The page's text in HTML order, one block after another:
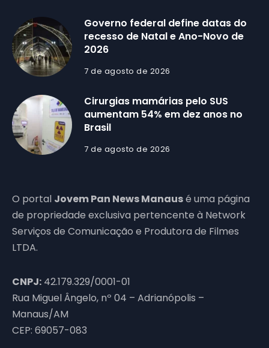
Governo federal define datas do
recesso de Natal e Ano-Novo de
2026
7 de agosto de 2026
Cirurgias mamárias pelo SUS
aumentam 54% em dez anos no
Brasil
7 de agosto de 2026
O portal Jovem Pan News Manausé uma página
de propriedade exclusiva pertencente à Network
Serviços de Comunicação e Produtora de Filmes
LTDA.
CNPJ: 42.179.329/0001-01
Rua Miguel Ângelo, nº 04 – Adrianópolis –
Manaus/AM
CEP: 69057-083